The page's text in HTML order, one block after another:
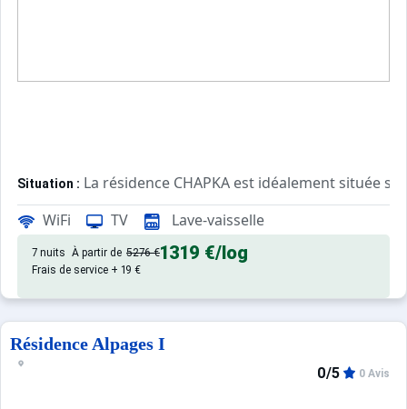
Situation : La résidence CHAPKA est idéalement située
Elle se trouve seulement à quelques minutes à pieds
Appartement de particulier :
WiFi TV Lave-vaisselle
7 nuits À partir de 5276 €1319 €/log
Frais de service + 19 €
Résidence Alpages I
0/5 0 Avis